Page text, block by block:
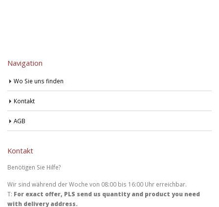
Navigation
Wo Sie uns finden
Kontakt
AGB
Kontakt
Benötigen Sie Hilfe?
Wir sind während der Woche von 08:00 bis 16:00 Uhr erreichbar.
T: For exact offer, PLS send us quantity and product you need
with delivery address.